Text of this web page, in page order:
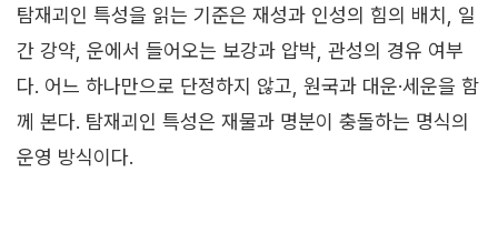
탐재괴인 특성을 읽는 기준은 재성과 인성의 힘의 배치, 일
간 강약, 운에서 들어오는 보강과 압박, 관성의 경유 여부
다. 어느 하나만으로 단정하지 않고, 원국과 대운·세운을 함
께 본다. 탐재괴인 특성은 재물과 명분이 충돌하는 명식의
운영 방식이다.